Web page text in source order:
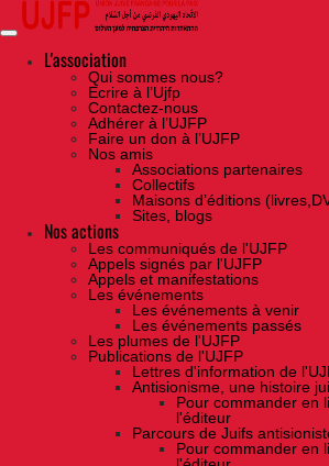
Skip
the
contentL'association
Qui sommes nous?
Ecrire à l’Ujfp
Contactez-nous
Adhérer à l’UJFP
Faire un don à l’UJFP
Nos amis
Associations partenaires
Collectifs
Maisons d’éditions
Sites, blogs
Nos actions
Les communiqués de l'UJFP
Appels signés par l'UJFP
Appels et manifestations
Les événements
Les événements à venir
Les événements passés
Les plumes de l'UJFP
Publications de l'UJFP
Lettres d'information de
Antisionisme, une histoire
Pour commander en
l'éditeur
Parcours de Juifs
Pour commander en